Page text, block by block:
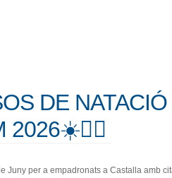
DE
2026☀️🏊‍♀️
Juny per a empadronats a Castalla amb